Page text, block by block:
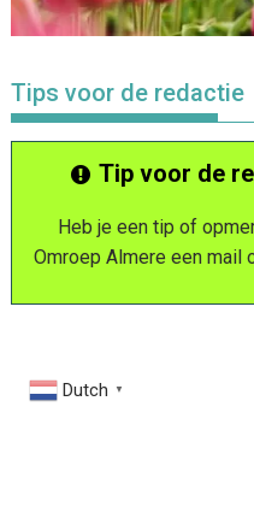
Tips voor de redactie
Tip voor de
Heb je een tip of
Omroep Almere een mail
Dutch ▼